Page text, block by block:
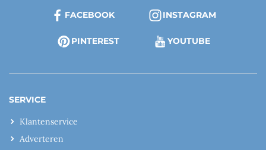
FACEBOOK INSTAGRAM
PINTEREST YOUTUBE
SERVICE
Klantenservice
Adverteren